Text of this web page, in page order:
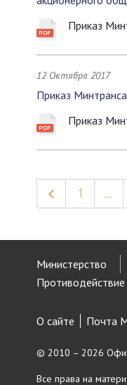
Приказ
12 Октября 2017
Приказ
Приказ
1 ...
Министерство
Противодействие
О сайте Почта
© 2010 – 2026
Все права на